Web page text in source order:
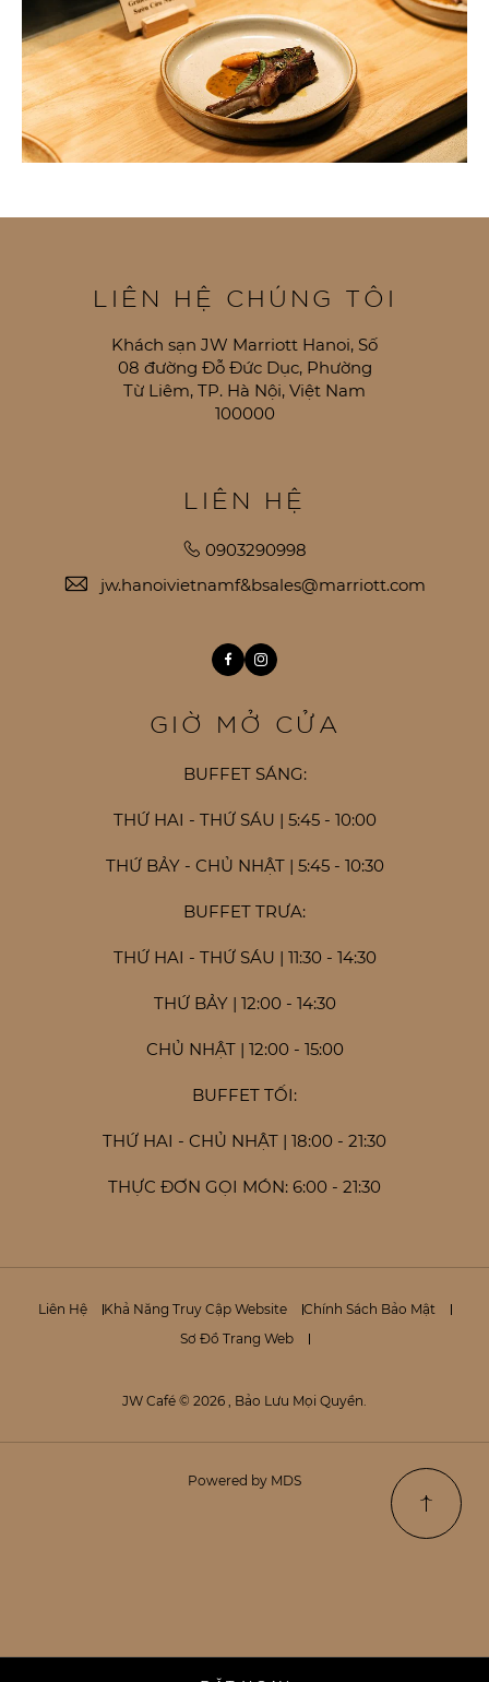
LIÊN HỆ CHÚNG TÔI
Khách sạn JW Marriott Hanoi, Số
08 đường Đỗ Đức Dục, Phường
Từ Liêm, TP. Hà Nội, Việt Nam
100000
LIÊN HỆ
0903290998
jw.hanoivietnamf&bsales@marriott.com
FacebookInstagram
GIỜ MỞ CỬA
BUFFET SÁNG:
THỨ HAI - THỨ SÁU | 5:45 - 10:00
THỨ BẢY - CHỦ NHẬT | 5:45 - 10:30
BUFFET TRƯA:
THỨ HAI - THỨ SÁU | 11:30 - 14:30
THỨ BẢY | 12:00 - 14:30
CHỦ NHẬT | 12:00 - 15:00
BUFFET TỐI:
THỨ HAI - CHỦ NHẬT | 18:00 - 21:30
THỰC ĐƠN GỌI MÓN: 6:00 - 21:30
Liên Hệ Khả Năng Truy Cập Website
Chính Sách Bảo Mật
Sơ Đồ Trang Web
JW Café © 2026 , Bảo Lưu Mọi Quyền.
Powered by MDS